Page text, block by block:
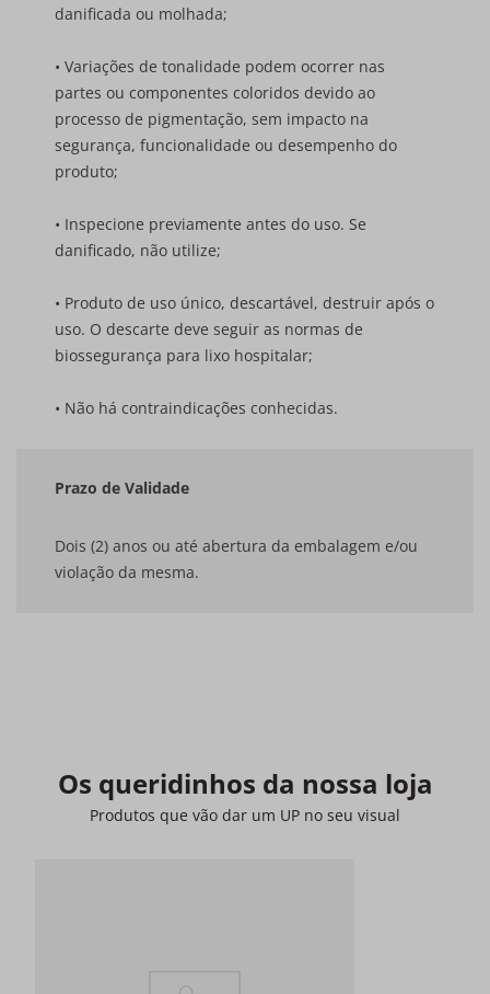
danificada ou molhada;
• Variações de tonalidade podem ocorrer nas
partes ou componentes coloridos devido ao
processo de pigmentação, sem impacto na
segurança, funcionalidade ou desempenho do
produto;
• Inspecione previamente antes do uso. Se
danificado, não utilize;
• Produto de uso único, descartável, destruir após o
uso. O descarte deve seguir as normas de
biossegurança para lixo hospitalar;
• Não há contraindicações conhecidas.
Prazo de Validade
Dois (2) anos ou até abertura da embalagem e/ou
violação da mesma.
Os queridinhos da nossa loja
Produtos que vão dar um UP no seu visual